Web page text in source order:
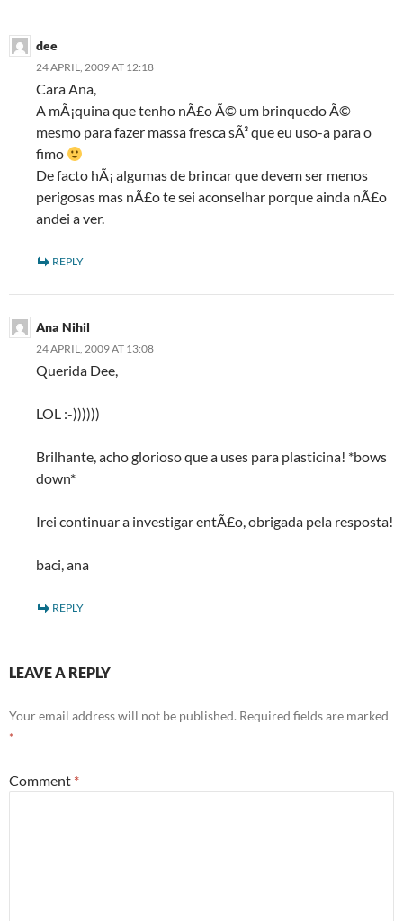
dee
24 APRIL, 2009 AT 12:18
Cara Ana,
A mÃ¡quina que tenho nÃ£o Ã© um brinquedo Ã©
mesmo para fazer massa fresca sÃ³ que eu uso-a para o
fimo
De facto hÃ¡ algumas de brincar que devem ser menos
perigosas mas nÃ£o te sei aconselhar porque ainda nÃ£o
andei a ver.
REPLY
Ana Nihil
24 APRIL, 2009 AT 13:08
Querida Dee,
LOL :-))))))
Brilhante, acho glorioso que a uses para plasticina! *bows
down*
Irei continuar a investigar entÃ£o, obrigada pela resposta!
baci, ana
REPLY
LEAVE A REPLY
Your email address will not be published. Required fields are marked
*
Comment *